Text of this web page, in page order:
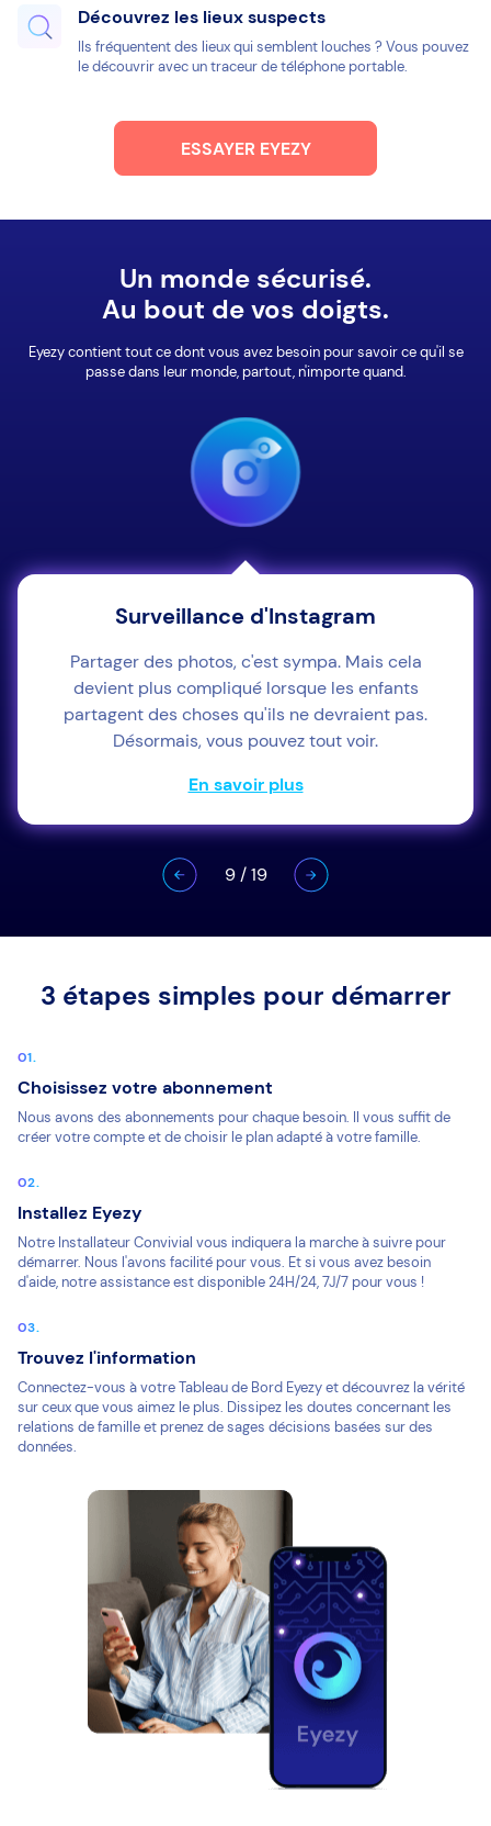
Découvrez les lieux suspects
Ils fréquentent des lieux qui semblent louches ? Vous pouvez
le découvrir avec un traceur de téléphone portable.
ESSAYER EYEZY
Un monde sécurisé.
Au bout de vos doigts.
Eyezy contient tout ce dont vous avez besoin pour savoir ce qu'il se
passe dans leur monde, partout, n'importe quand.
Surveillance d'Instagram
Partager des photos, c'est sympa. Mais cela
devient plus compliqué lorsque les enfants
partagent des choses qu'ils ne devraient pas.
Désormais, vous pouvez tout voir.
En savoir plus
9/19
3 étapes simples pour démarrer
Choisissez votre abonnement
Nous avons des abonnements pour chaque besoin. Il vous suffit de
créer votre compte et de choisir le plan adapté à votre famille.
Installez Eyezy
Notre Installateur Convivial vous indiquera la marche à suivre pour
démarrer. Nous l'avons facilité pour vous. Et si vous avez besoin
d'aide, notre assistance est disponible 24H/24, 7J/7 pour vous !
Trouvez l'information
Connectez-vous à votre Tableau de Bord Eyezy et découvrez la vérité
sur ceux que vous aimez le plus. Dissipez les doutes concernant les
relations de famille et prenez de sages décisions basées sur des
données.